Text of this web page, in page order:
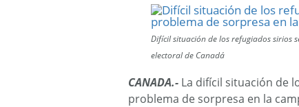
Difícil situación de los refugiados sirios
electoral de Canadá
CANADA.- La difícil situación de
problema de sorpresa en la